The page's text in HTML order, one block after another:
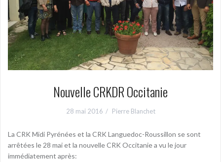
Nouvelle CRKDR Occitanie
28 mai 2016 Pierre Blanchet
La CRK Midi Pyrénées et la CRK Languedoc-Roussillon se sont
arrêtées le 28 mai et la nouvelle CRK Occitanie a vu le jour
immédiatement après: